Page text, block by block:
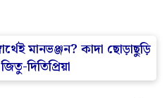
মানভঞ্জন? কাদা ছোড়াছুড়ি
দিতিপ্রিয়া